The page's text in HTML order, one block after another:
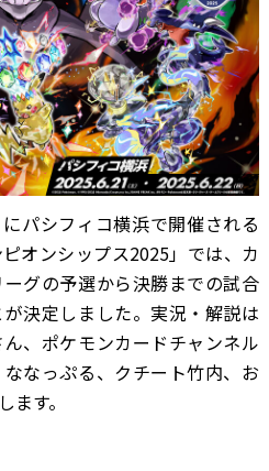
パシフィコ横浜で開催される
オンシップス2025」では、カ
グの予選から決勝までの試合
決定しました。実況・解説は
、ポケモンカードチャンネル
なっぷる、クチート竹内、お
す。